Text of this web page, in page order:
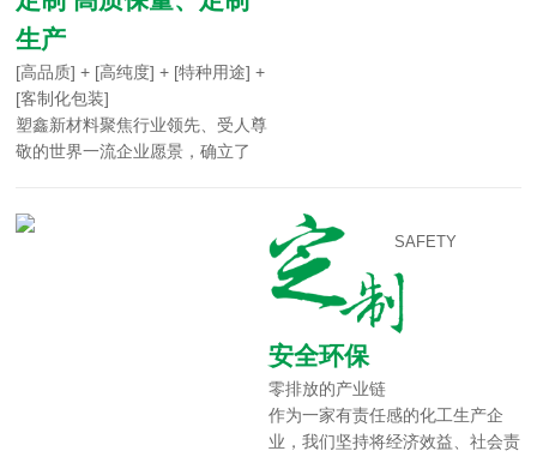
生产
[高品质] + [高纯度] + [特种用途] +
[客制化包装]
塑鑫新材料聚焦行业领先、受人尊
敬的世界一流企业愿景，确立了
SAFETY
安全环保
零排放的产业链
作为一家有责任感的化工生产企
业，我们坚持将经济效益、社会责